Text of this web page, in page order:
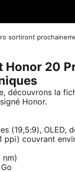
sortiront
Honor 20
découvrons la
Honor.
(19,5:9), OLED,
ppi) couvrant
nm)